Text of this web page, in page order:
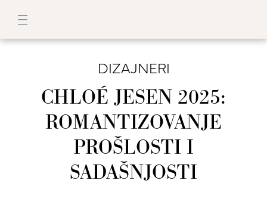
DIZAJNERI
CHLOÉ JESEN 2025:
ROMANTIZOVANJE
PROŠLOSTI I
SADAŠNJOSTI